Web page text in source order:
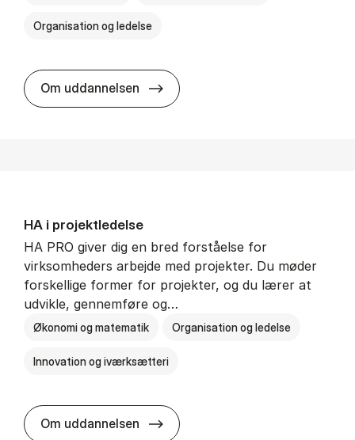
Organisation og ledelse
Om uddannelsen BSc in In­ter­na­tion­al Busi­ness
HA i pro­jekt­le­del­se
HA PRO giver dig en bred forståelse for
virksomheders arbejde med projekter. Du møder
forskellige former for projekter, og du lærer at
udvikle, gennemføre og…
Økonomi og matematik Organisation og ledelse
Innovation og iværksætteri
Om uddannelsen HA i pro­jekt­le­del­se